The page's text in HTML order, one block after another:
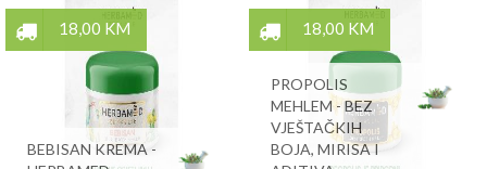
18,00 KM
BEBISAN KREMA -
18,00 KM
PROPOLIS
MEHLEM - BEZ
VJEŠTAČKIH
BOJA, MIRISA I